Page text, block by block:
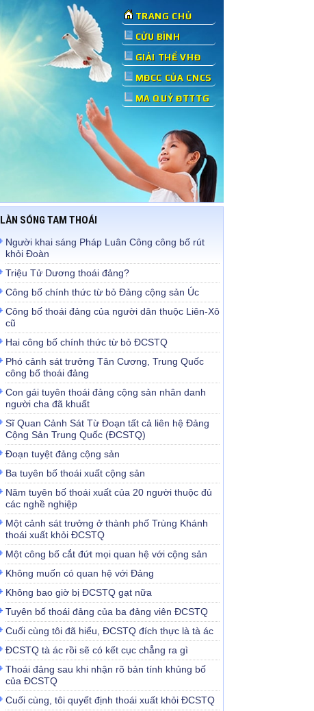
TRANG CHỦ
CỬU BÌNH
GIẢI THỂ VHĐ
MĐCC CỦA CNCS
MA QUỶ ĐTTTG
LÀN SÓNG TAM THOÁI
Người khai sáng Pháp Luân Công công bố rút
khỏi Đoàn
Triệu Tử Dương thoái đảng?
Công bố chính thức từ bỏ Đảng cộng sản Úc
Công bố thoái đảng của người dân thuộc Liên-Xô
cũ
Hai công bố chính thức từ bỏ ĐCSTQ
Phó cảnh sát trưởng Tân Cương, Trung Quốc
công bố thoái đảng
Con gái tuyên thoái đảng cộng sản nhân danh
người cha đã khuất
Sĩ Quan Cảnh Sát Từ Đoạn tất cả liên hệ Đảng
Cộng Sản Trung Quốc (ĐCSTQ)
Đoạn tuyệt đảng cộng sản
Ba tuyên bố thoái xuất cộng sản
Năm tuyên bố thoái xuất của 20 người thuộc đủ
các nghề nghiệp
Một cảnh sát trưởng ở thành phố Trùng Khánh
thoái xuất khỏi ĐCSTQ
Một công bố cắt đứt mọi quan hệ với cộng sản
Không muốn có quan hệ với Đảng
Không bao giờ bị ĐCSTQ gạt nữa
Tuyên bố thoái đảng của ba đảng viên ĐCSTQ
Cuối cùng tôi đã hiểu, ĐCSTQ đích thực là tà ác
ĐCSTQ tà ác rồi sẽ có kết cục chẳng ra gì
Thoái đảng sau khi nhận rõ bản tính khủng bố
của ĐCSTQ
Cuối cùng, tôi quyết định thoái xuất khỏi ĐCSTQ